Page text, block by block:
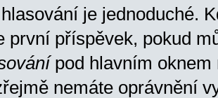
je jednoduché.
první příspěvek, pokud
pod hlavním oknem
nemáte oprávnění